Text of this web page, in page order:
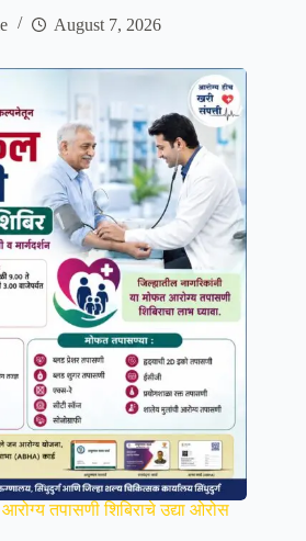
August 7, 2026
आरोग्य तपासणी शिबिराचे उद्या ओरोस